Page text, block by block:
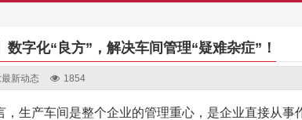
数字化“良方”，解决车间管理“疑难杂症”！
最新动态 1854
，生产车间是整个企业的管理重心，是企业直接从